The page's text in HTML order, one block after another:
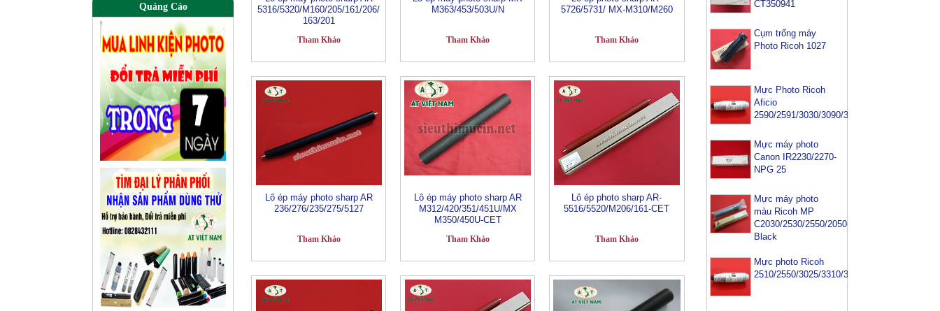
Quảng Cáo
5316/5320/M160/205/161/206/
163/201
Tham Khảo
M363/453/503U/N
Tham Khảo
5726/5731/ MX-M310/M260
Tham Khảo
Lô ép máy photo sharp AR
236/276/235/275/5127
Tham Khảo
Lô ép máy photo sharp AR
M312/420/351/451U/MX
M350/450U-CET
Tham Khảo
Lô ép photo sharp AR-
5516/5520/M206/161-CET
Tham Khảo
CT350941
Cụm trống máy
Photo Ricoh 1027
Mực Photo Ricoh
Aficio
2590/2591/3030/3090/3391
Mực máy photo
Canon IR2230/2270-
NPG 25
Mực máy photo
màu Ricoh MP
C2030/2530/2550/2050-
Black
Mực photo Ricoh
2510/2550/3025/3310/3350/3352/3353